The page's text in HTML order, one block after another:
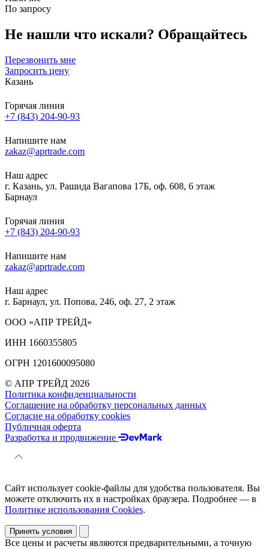
По запросу
Не нашли что искали? Обращайтесь
Перезвонить мне
Запросить цену
Казань
Горячая линия
+7 (843) 204-90-93
Напишите нам
zakaz@aprtrade.com
Наш адрес
г. Казань, ул. Рашида Вагапова 17Б, оф. 608, 6 этаж
Барнаул
Горячая линия
+7 (843) 204-90-93
Напишите нам
zakaz@aprtrade.com
Наш адрес
г. Барнаул, ул. Попова, 246, оф. 27, 2 этаж
ООО «АПР ТРЕЙД»
ИНН 1660355805
ОГРН 1201600095080
© АПР ТРЕЙД 2026
Политика конфиденциальности
Соглашение на обработку персональных данных
Согласие на обработку cookies
Публичная оферта
Разработка и продвижение
Сайт использует cookie-файлы для удобства пользователя. Вы
можете отключить их в настройках браузера. Подробнее — в
Политике использования Cookies.
Принять условия
Все цены и расчеты являются предварительными, а точную